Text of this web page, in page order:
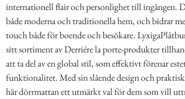
internationell flair och personlighet till ingången.
både moderna och traditionella hem, och bidrar
touch både för boende och besökare.
sitt sortiment av Derriére la porte-produkter
att ta del av en global stil, som effektivt förenar
funktionalitet. Med sin slående design och
här dörrmattan ett utmärkt val för dem som vill